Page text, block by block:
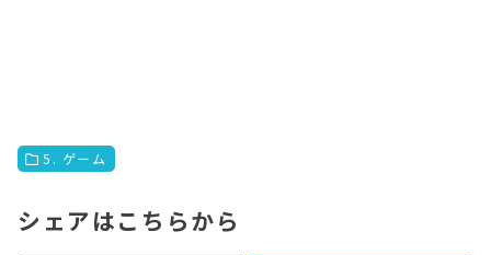
5. ゲーム
シェアはこちらから